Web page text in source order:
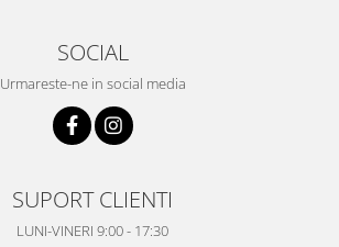
SOCIAL
Urmareste-ne in social media
SUPORT CLIENTI
LUNI-VINERI 9:00 - 17:30